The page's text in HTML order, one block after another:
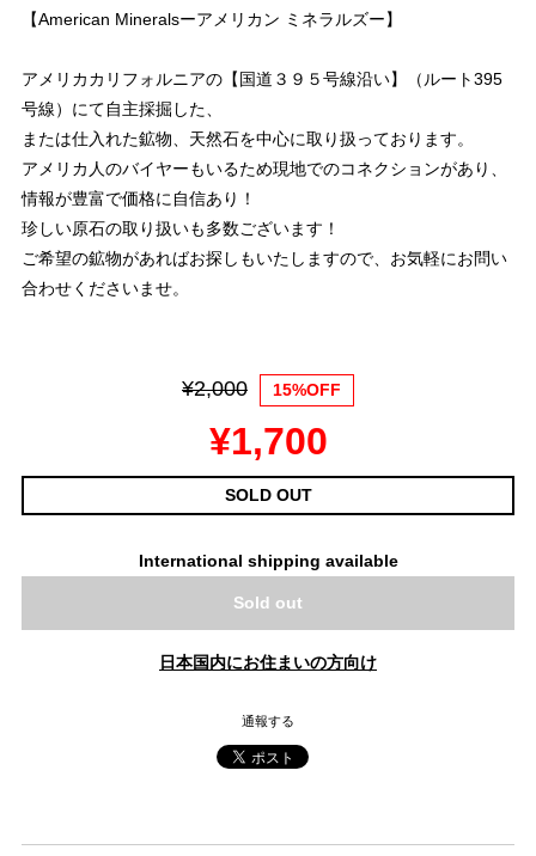
【American Mineralsーアメリカン ミネラルズー】
アメリカカリフォルニアの【国道３９５号線沿い】（ルート395
号線）にて自主採掘した、
または仕入れた鉱物、天然石を中心に取り扱っております。
アメリカ人のバイヤーもいるため現地でのコネクションがあり、
情報が豊富で価格に自信あり！
珍しい原石の取り扱いも多数ございます！
ご希望の鉱物があればお探しもいたしますので、お気軽にお問い
合わせくださいませ。
¥2,000 15%OFF
¥1,700
SOLD OUT
International shipping available
Sold out
日本国内にお住まいの方向け
通報する